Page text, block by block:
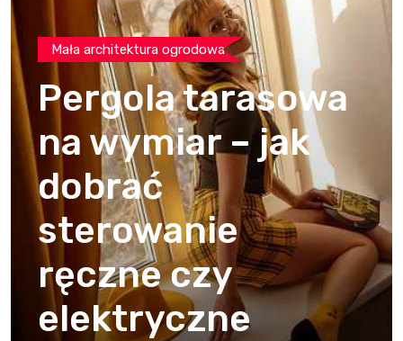
Mała architektura ogrodowa
Pergola tarasowa
na wymiar – jak
dobrać
sterowanie
ręczne czy
elektryczne